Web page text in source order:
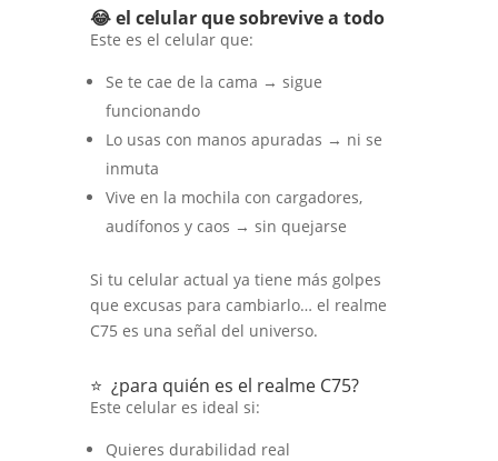
😂 el celular que sobrevive a todo
Este es el celular que:
Se te cae de la cama → sigue
funcionando
Lo usas con manos apuradas → ni se
inmuta
Vive en la mochila con cargadores,
audífonos y caos → sin quejarse
Si tu celular actual ya tiene más golpes
que excusas para cambiarlo… el realme
C75 es una señal del universo.
⭐ ¿para quién es el realme C75?
Este celular es ideal si:
Quieres durabilidad real